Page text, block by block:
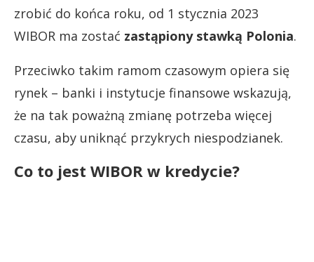
zrobić do końca roku, od 1 stycznia 2023
WIBOR ma zostać zastąpiony stawką Polonia.
Przeciwko takim ramom czasowym opiera się
rynek – banki i instytucje finansowe wskazują,
że na tak poważną zmianę potrzeba więcej
czasu, aby uniknąć przykrych niespodzianek.
Co to jest WIBOR w kredycie?